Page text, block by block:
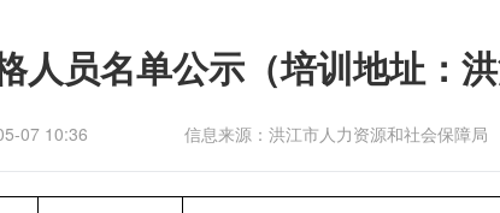
员名单公示（培训地址：洪
07 10:36 信息来源：洪江市人力资源和社会保障局